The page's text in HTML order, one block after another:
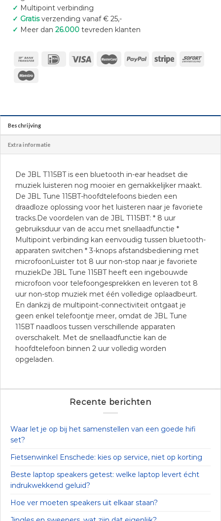
✓ Multipoint verbinding
✓ Gratisverzending vanaf € 25,-
✓ Meer dan 26.000tevreden klanten
Beschrijving
Extra informatie
De JBL T115BT is een bluetooth in-ear headset die
muziek luisteren nog mooier en gemakkelijker maakt.
De JBL Tune 115BT-hoofdtelefoons bieden een
draadloze oplossing voor het luisteren naar je favoriete
tracks.De voordelen van de JBL T115BT: * 8 uur
gebruiksduur van de accu met snellaadfunctie *
Multipoint verbinding kan eenvoudig tussen bluetooth-
apparaten switchen * 3-knops afstandsbediening met
microfoonLuister tot 8 uur non-stop naar je favoriete
muziekDe JBL Tune 115BT heeft een ingebouwde
microfoon voor telefoongesprekken en leveren tot 8
uur non-stop muziek met één volledige oplaadbeurt.
En dankzij de multipoint-connectiviteit ontgaat je
geen enkel telefoontje meer, omdat de JBL Tune
115BT naadloos tussen verschillende apparaten
overschakelt. Met de snellaadfunctie kan de
hoofdtelefoon binnen 2 uur volledig worden
opgeladen.
Recente berichten
Waar let je op bij het samenstellen van een goede hifi
set?
Fietsenwinkel Enschede: kies op service, niet op korting
Beste laptop speakers getest: welke laptop levert écht
indrukwekkend geluid?
Hoe ver moeten speakers uit elkaar staan?